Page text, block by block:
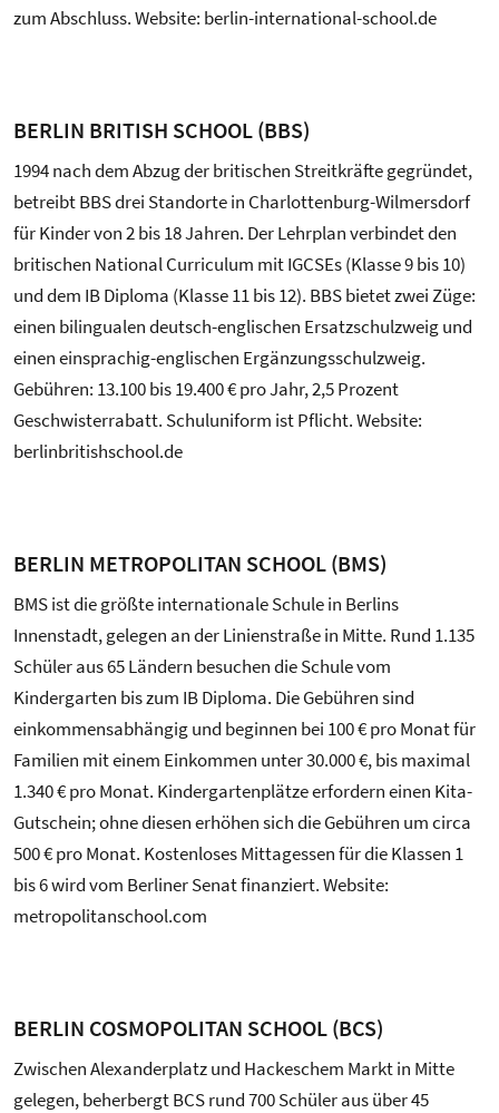
zum Abschluss. Website: berlin-international-school.de
BERLIN BRITISH SCHOOL (BBS)
1994 nach dem Abzug der britischen Streitkräfte gegründet,
betreibt BBS drei Standorte in Charlottenburg-Wilmersdorf
für Kinder von 2 bis 18 Jahren. Der Lehrplan verbindet den
britischen National Curriculum mit IGCSEs (Klasse 9 bis 10)
und dem IB Diploma (Klasse 11 bis 12). BBS bietet zwei Züge:
einen bilingualen deutsch-englischen Ersatzschulzweig und
einen einsprachig-englischen Ergänzungsschulzweig.
Gebühren: 13.100 bis 19.400 € pro Jahr, 2,5 Prozent
Geschwisterrabatt. Schuluniform ist Pflicht. Website:
berlinbritishschool.de
BERLIN METROPOLITAN SCHOOL (BMS)
BMS ist die größte internationale Schule in Berlins
Innenstadt, gelegen an der Linienstraße in Mitte. Rund 1.135
Schüler aus 65 Ländern besuchen die Schule vom
Kindergarten bis zum IB Diploma. Die Gebühren sind
einkommensabhängig und beginnen bei 100 € pro Monat für
Familien mit einem Einkommen unter 30.000 €, bis maximal
1.340 € pro Monat. Kindergartenplätze erfordern einen Kita-
Gutschein; ohne diesen erhöhen sich die Gebühren um circa
500 € pro Monat. Kostenloses Mittagessen für die Klassen 1
bis 6 wird vom Berliner Senat finanziert. Website:
metropolitanschool.com
BERLIN COSMOPOLITAN SCHOOL (BCS)
Zwischen Alexanderplatz und Hackeschem Markt in Mitte
gelegen, beherbergt BCS rund 700 Schüler aus über 45